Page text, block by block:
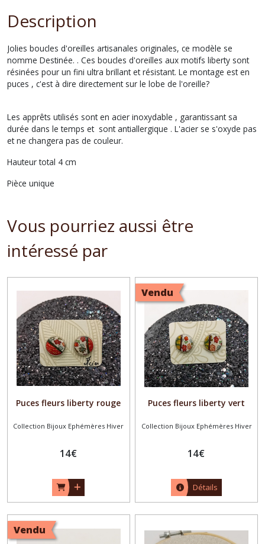
Description
Jolies boucles d'oreilles artisanales originales, ce modèle se
nomme Destinée. . Ces boucles d'oreilles aux motifs liberty sont
résinées pour un fini ultra brillant et résistant. Le montage est en
puces , c'est à dire directement sur le lobe de l'oreille?
Les apprêts utilisés sont en acier inoxydable , garantissant sa
durée dans le temps et sont antiallergique . L'acier se s'oxyde pas
et ne changera pas de couleur.
Hauteur total 4 cm
Pièce unique
Vous pourriez aussi être
intéressé par
Puces fleurs liberty rouge
Collection Bijoux Ephémères Hiver
14€
Vendu
Puces fleurs liberty vert
Collection Bijoux Ephémères Hiver
14€
Détails
Vendu